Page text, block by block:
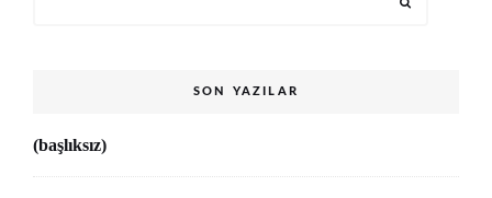
SON YAZILAR
(başlıksız)